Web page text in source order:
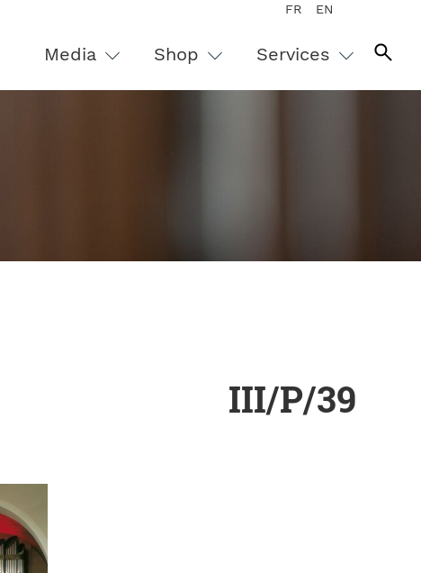
EN
FR
Media Shop Services
III/P/39